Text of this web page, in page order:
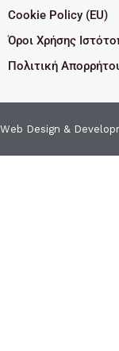
Cookie Policy (EU)
Όροι Χρήσης
Πολιτική
Web Design &